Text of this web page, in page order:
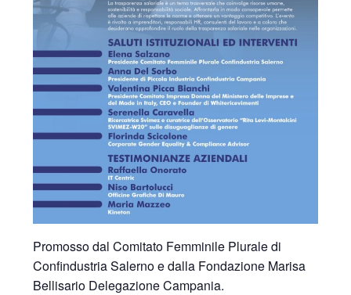
Promosso dal Comitato Femminile Plurale di
Confindustria Salerno e dalla Fondazione Marisa
Bellisario Delegazione Campania.